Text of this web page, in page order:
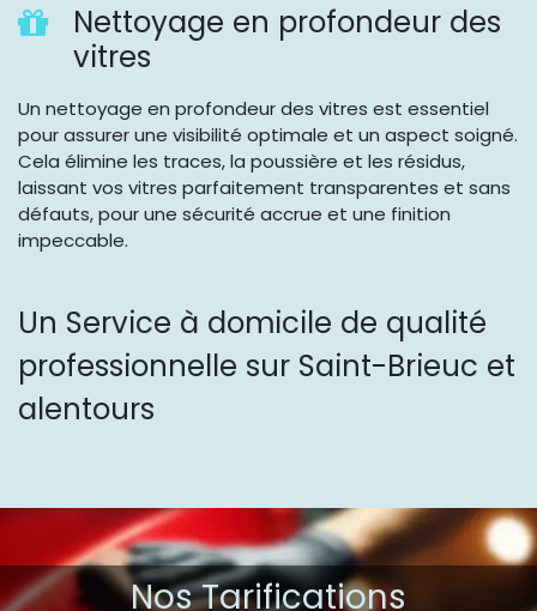
Nettoyage en profondeur des
vitres
Un nettoyage en profondeur des vitres est essentiel
pour assurer une visibilité optimale et un aspect soigné.
Cela élimine les traces, la poussière et les résidus,
laissant vos vitres parfaitement transparentes et sans
défauts, pour une sécurité accrue et une finition
impeccable.
Un Service à domicile de qualité
professionnelle sur Saint-Brieuc et
alentours
Nos Tarification​s